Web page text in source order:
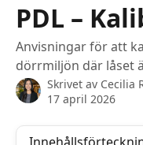
PDL –
Anvisningar för att
dörrmiljön där låset
Skrivet av Cecilia
17 april 2026